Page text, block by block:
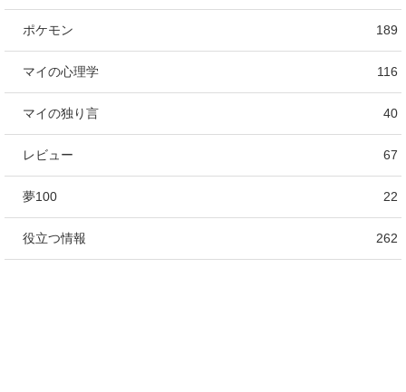
ポケモン 189
マイの心理学 116
マイの独り言 40
レビュー 67
夢100 22
役立つ情報 262